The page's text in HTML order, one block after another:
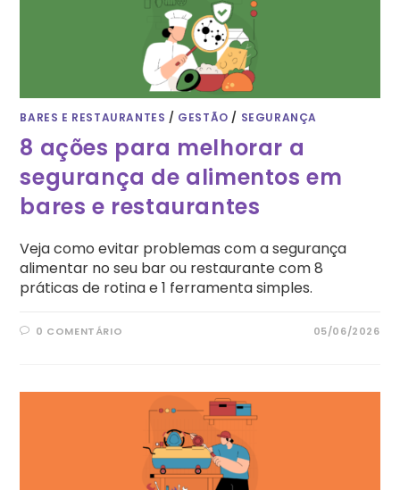
BARES E RESTAURANTES / GESTÃO / SEGURANÇA
8 ações para melhorar a
segurança de alimentos em
bares e restaurantes
Veja como evitar problemas com a segurança
alimentar no seu bar ou restaurante com 8
práticas de rotina e 1 ferramenta simples.
0 COMENTÁRIO 05/06/2026